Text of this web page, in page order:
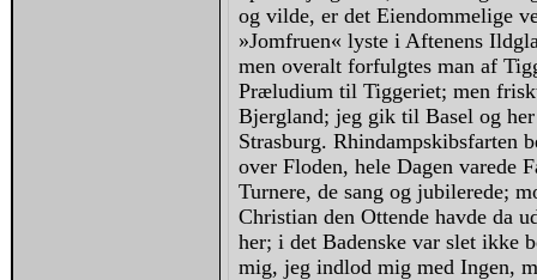
og vilde, er det Eiendommelige
»Jomfruen« lyste i Aftenens
men overalt forfulgtes man af
Præludium til Tiggeriet; men
Bjergland; jeg gik til Basel og
Strasburg. Rhindampskibsfarten
over Floden, hele Dagen varede
Turnere, de sang og jubilerede;
Christian den Ottende havde da
her; i det Badenske var slet ikke
mig, jeg indlod mig med Ingen,